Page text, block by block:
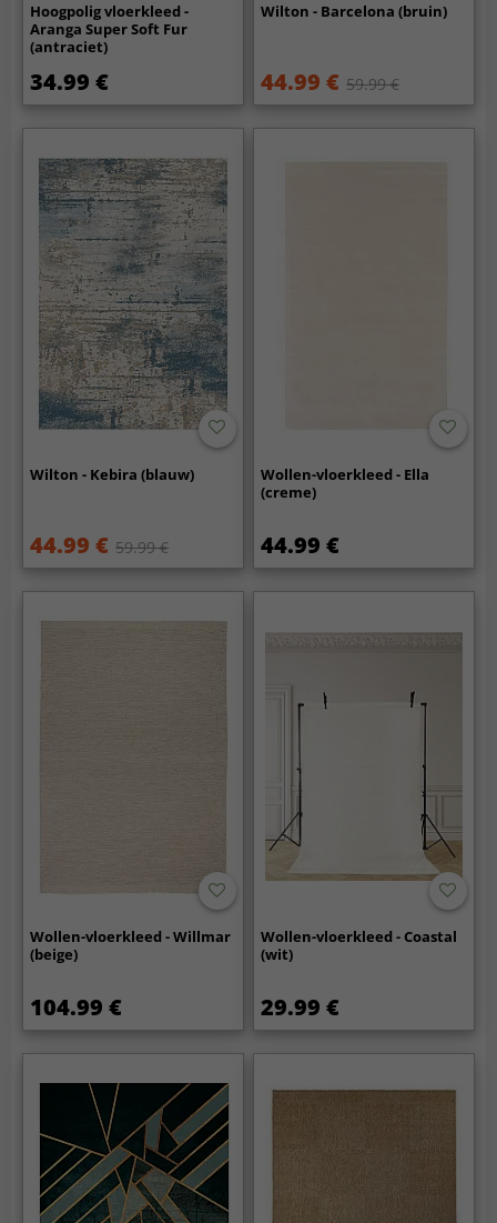
Hoogpolig vloerkleed -
Aranga Super Soft Fur
(antraciet)
34.99 €
Wilton - Barcelona (bruin)
44.99 € 59.99 €
Wilton - Kebira (blauw)
44.99 € 59.99 €
Wollen-vloerkleed - Ella
(creme)
44.99 €
Wollen-vloerkleed - Willmar
(beige)
104.99 €
Wollen-vloerkleed - Coastal
(wit)
29.99 €